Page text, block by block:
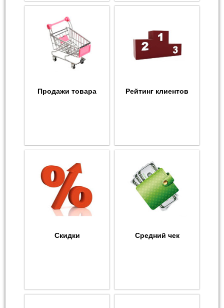
Продажи товара Рейтинг клиентов
Скидки Средний чек